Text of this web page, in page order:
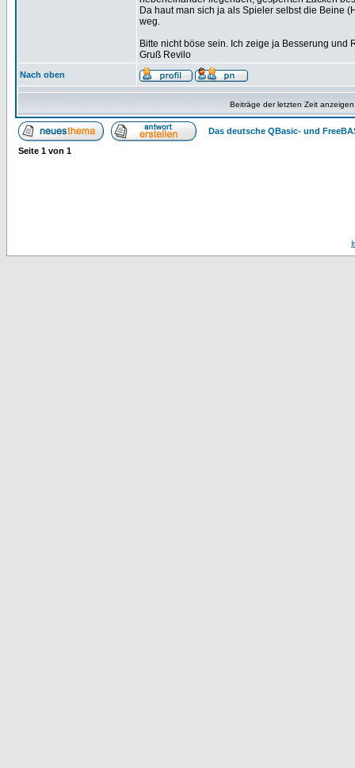
Da haut man sich ja als Spieler selbst die Beine
weg.
Bitte nicht böse sein. Ich zeige ja Besserung und
Gruß Revilo
Nach oben
Beiträge der letzten Zeit
Das deutsche QBasic- und
Seite 1 von 1